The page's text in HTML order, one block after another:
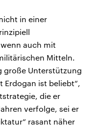
in einer
auch mit
Mitteln.
große Unterstützung
Erdogan ist beliebt“,
die er
verfolge, sei er
rasant näher